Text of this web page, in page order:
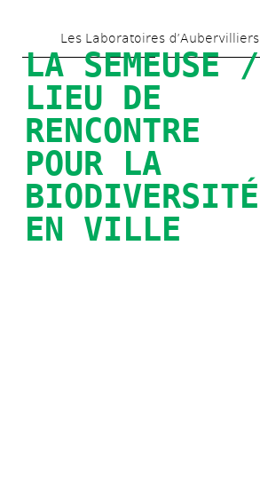
to
main
content
Les Laboratoires d’Aubervilliers
LA SEMEUSE /
LIEU DE
RENCONTRE
POUR LA
BIODIVERSITÉ
EN VILLE